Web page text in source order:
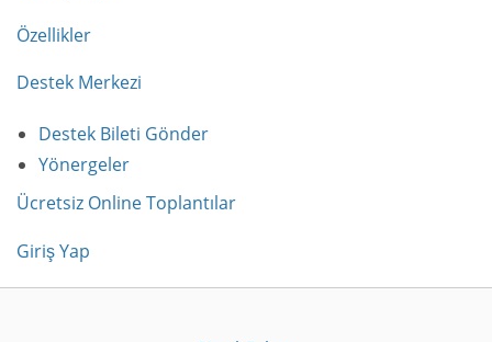
Özellikler
Destek Merkezi
Destek Bileti Gönder
Yönergeler
Ücretsiz Online Toplantılar
Giriş Yap